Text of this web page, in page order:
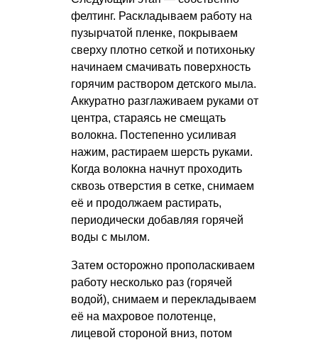
фелтинг. Раскладываем работу на
пузырчатой пленке, покрываем
сверху плотно сеткой и потихоньку
начинаем смачивать поверхность
горячим раствором детского мыла.
Аккуратно разглаживаем руками от
центра, стараясь не смещать
волокна. Постепенно усиливая
нажим, растираем шерсть руками.
Когда волокна начнут проходить
сквозь отверстия в сетке, снимаем
её и продолжаем растирать,
периодически добавляя горячей
воды с мылом.
Затем осторожно прополаскиваем
работу несколько раз (горячей
водой), снимаем и перекладываем
её на махровое полотенце,
лицевой стороной вниз, потом